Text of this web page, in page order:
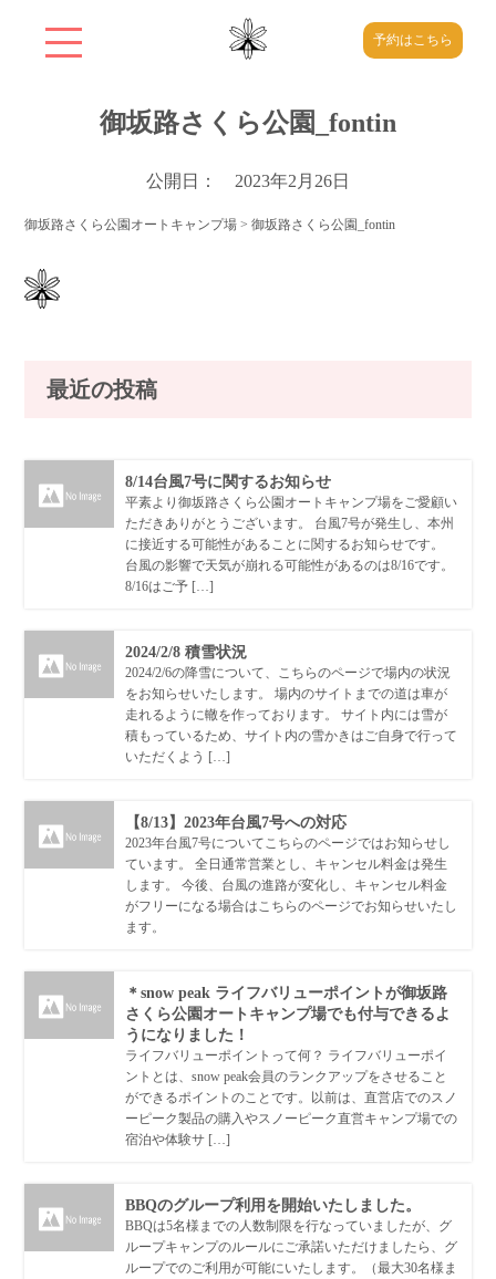
予約はこちら
御坂路さくら公園_fontin
公開日： 2023年2月26日
御坂路さくら公園オートキャンプ場 >御坂路さくら公園_fontin
最近の投稿
8/14台風7号に関するお知らせ
平素より御坂路さくら公園オートキャンプ場をご愛顧い
ただきありがとうございます。 台風7号が発生し、本州
に接近する可能性があることに関するお知らせです。
台風の影響で天気が崩れる可能性があるのは8/16です。
8/16はご予 […]
2024/2/8 積雪状況
2024/2/6の降雪について、こちらのページで場内の状況
をお知らせいたします。 場内のサイトまでの道は車が
走れるように轍を作っております。 サイト内には雪が
積もっているため、サイト内の雪かきはご自身で行って
いただくよう […]
【8/13】2023年台風7号への対応
2023年台風7号についてこちらのページではお知らせし
ています。 全日通常営業とし、キャンセル料金は発生
します。 今後、台風の進路が変化し、キャンセル料金
がフリーになる場合はこちらのページでお知らせいたし
ます。
＊snow peak ライフバリューポイントが御坂路
さくら公園オートキャンプ場でも付与できるよ
うになりました！
ライフバリューポイントって何？ ライフバリューポイ
ントとは、snow peak会員のランクアップをさせること
ができるポイントのことです。以前は、直営店でのスノ
ーピーク製品の購入やスノーピーク直営キャンプ場での
宿泊や体験サ […]
BBQのグループ利用を開始いたしました。
BBQは5名様までの人数制限を行なっていましたが、グ
ループキャンプのルールにご承諾いただけましたら、グ
ループでのご利用が可能にいたします。（最大30名様ま